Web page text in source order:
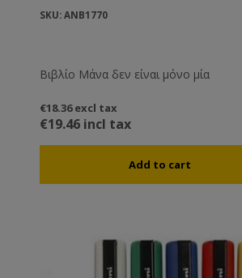
SKU: ANB1770
Βιβλίο Μάνα δεν είναι μόνο μία
€18.36 excl tax
€19.46 incl tax